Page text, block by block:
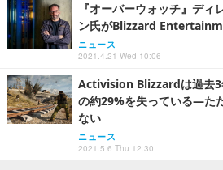
『オーバーウォッチ』ディ
ン氏がBlizzard
ニュース
2021.4.21 Wed 10:06
Activision Blizzardは過去3
の約29%を失っている―た
ない
ニュース
2021.5.6 Thu 12:30